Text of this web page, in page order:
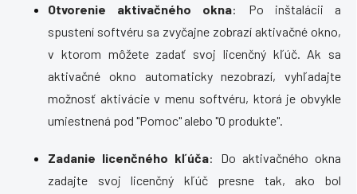
Otvorenie aktivačného okna: Po inštalácii a
spustení softvéru sa zvyčajne zobrazí aktivačné okno,
v ktorom môžete zadať svoj licenčný kľúč. Ak sa
aktivačné okno automaticky nezobrazí, vyhľadajte
možnosť aktivácie v menu softvéru, ktorá je obvykle
umiestnená pod "Pomoc" alebo "O produkte".
Zadanie licenčného kľúča: Do aktivačného okna
zadajte svoj licenčný kľúč presne tak, ako bol